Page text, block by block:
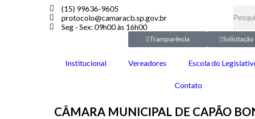
(15) 99636-9605
protocolo@camaracb.sp.gov.br
Seg - Sex: 09h00 às 16h00
Transparência
Institucional Vereadores Escola do
Contato
CÂMARA MUNICIPAL DE CAPÃO